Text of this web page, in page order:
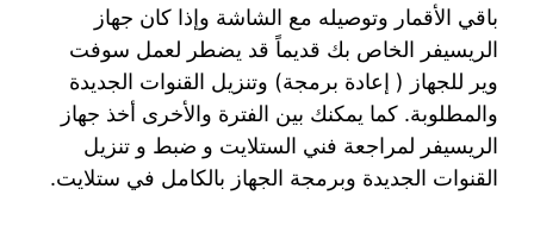
باقي الأقمار وتوصيله مع الشاشة وإذا كان جهاز
الريسيفر الخاص بك قديماً قد يضطر لعمل سوفت
وير للجهاز ( إعادة برمجة) وتنزيل القنوات الجديدة
والمطلوبة. كما يمكنك بين الفترة والأخرى أخذ جهاز
الريسيفر لمراجعة فني الستلايت و ضبط و تنزيل
القنوات الجديدة وبرمجة الجهاز بالكامل في ستلايت.